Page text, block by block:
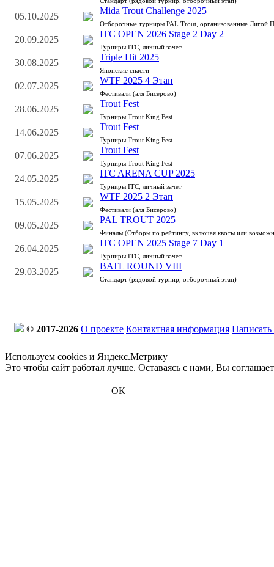
05.10.2025
Mida Trout Challenge 2025
Отборочные турниры PAL Trout, организованные Лигой
20.09.2025
ITC OPEN 2026 Stage 2 Day 2
Турниры ITC, личный зачет
30.08.2025
Triple Hit 2025
Японские снасти
02.07.2025
WTF 2025 4 Этап
Фестивали (аля Бисерово)
28.06.2025
Trout Fest
Турниры Trout King Fest
14.06.2025
Trout Fest
Турниры Trout King Fest
07.06.2025
Trout Fest
Турниры Trout King Fest
24.05.2025
ITC ARENA CUP 2025
Турниры ITC, личный зачет
15.05.2025
WTF 2025 2 Этап
Фестивали (аля Бисерово)
09.05.2025
PAL TROUT 2025
Финалы (Отборы по рейтингу, включая квоты или
26.04.2025
ITC OPEN 2025 Stage 7 Day 1
Турниры ITC, личный зачет
29.03.2025
BATL ROUND VIII
Стандарт (рядовой турнир, отборочный этап)
© 2017-2026 О проекте Контактная информация
Используем cookies и Яндекс.Метрику
Это чтобы сайт работал лучше. Оставаясь с нами, Вы
ОК